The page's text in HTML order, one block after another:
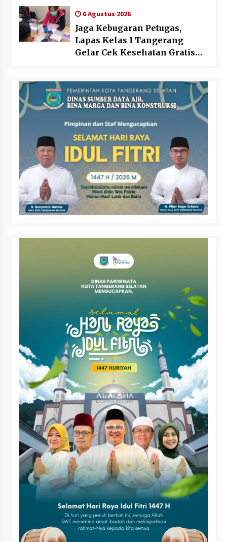
Memperkuat Pemasaran
UMKM di Desa Cempaka
6 Agustus 2026
Jaga Kebugaran Petugas,
Lapas Kelas I Tangerang
Gelar Cek Kesehatan Gratis